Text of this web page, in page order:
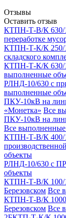
Отзывы
Оставить отзыв
КТПН-Т-В/К 630/
переработке
КТПН-Т-К/К 250/
складского
КТПН-Т-К/К 630/
выполненные
РЛНД-10/630 с
выполненные
ПКУ-10кВ на
«Монетка» Все
ПКУ-10кВ на
Все
КТПН-Т-В/К 400/
объекты
РЛНД-10/630 с
объекты
КТПН-Т-В/К 100/
Березовском Все
КТПН-Т-В/К 1000/
Березовском Все